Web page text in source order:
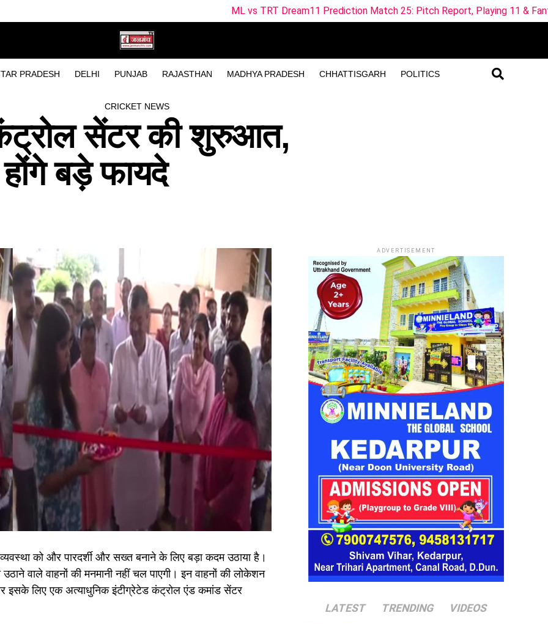
PRADESH DELHI PUNJAB RAJASTHAN MADHYA PRADESH CHHATTISGARH POLITICS
CRICKET NEWS
ML vs TRT Dream11 Prediction Match 25: Pitch Report, Playing 11 & Fantasy Tips
सेंटर की शुरुआत,
बड़े फायदे
को और पारदर्शी और सख्त बनाने के लिए बड़ा कदम उठाया है।
वाले वाहनों की मनमानी नहीं चल पाएगी। इन वाहनों की लोकेशन
इसके लिए एक अत्याधुनिक इंटीग्रेटेड कंट्रोल एंड कमांड सेंटर
ADVERTISEMENT
LATEST TRENDING VIDEOS